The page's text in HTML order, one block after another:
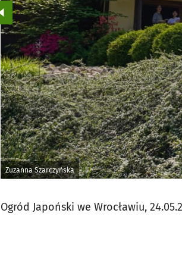
Zuzanna Szarczyńska
Przejdź do poprzedniego zdjęcia.
Ogród Japoński we Wrocławiu,